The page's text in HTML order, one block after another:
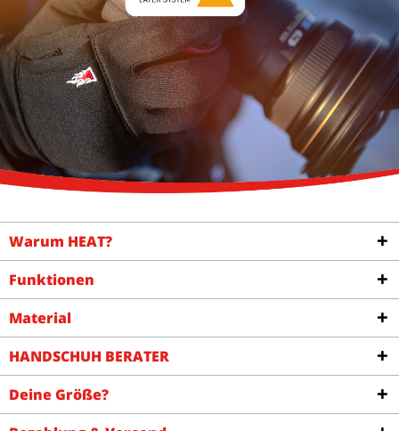
Warum HEAT?
Funktionen
Material
HANDSCHUH BERATER
Deine Größe?